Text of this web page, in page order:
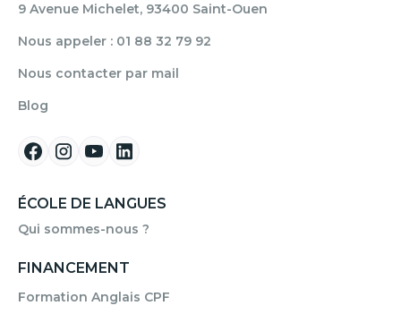
9 Avenue Michelet, 93400 Saint-Ouen
Nous appeler : 01 88 32 79 92
Nous contacter par mail
Blog
ÉCOLE DE LANGUES
Qui sommes-nous ?
FINANCEMENT
Formation Anglais CPF